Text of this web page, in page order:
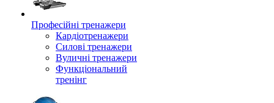
Професійні тренажери
Кардіотренажери
Силові тренажери
Вуличні тренажери
Функціональний
тренінг